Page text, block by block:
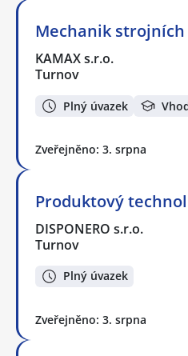
Mechanik
KAMAX s.r.o.
Turnov
Plný úvazek
Zveřejněno: 3. srpna
Produktový
DISPONERO s.r.o.
Turnov
Plný úvazek
Zveřejněno: 3. srpna